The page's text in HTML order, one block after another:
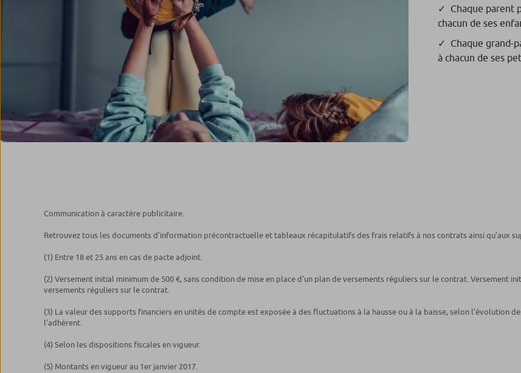
Chaque parent
chacun de ses
Chaque grand-
à chacun de ses
Communication à caractère publicitaire.
Retrouvez tous les documents d’information précontractuelle et tableaux récapitulatifs des frais relatifs à nos contrats ainsi qu’aux
(1) Entre 18 et 25 ans en cas de pacte adjoint.
(2) Versement initial minimum de 500 €, sans condition de mise en place d’un plan de versements réguliers sur le contrat. Versement
versements réguliers sur le contrat.
(3) La valeur des supports financiers en unités de compte est exposée à des fluctuations à la hausse ou à la baisse, selon l’évolution
l’adhérent.
(4) Selon les dispositions fiscales en vigueur.
(5) Montants en vigueur au 1er janvier 2017.